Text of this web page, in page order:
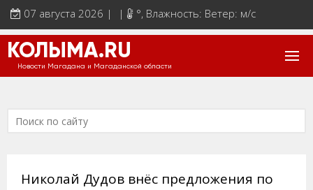
07 августа 2026 | | °, Влажность: Ветер: м/с
КОЛЫМА.RU
Новости Магадана и Магаданской области
Николай Дудов внёс предложения по